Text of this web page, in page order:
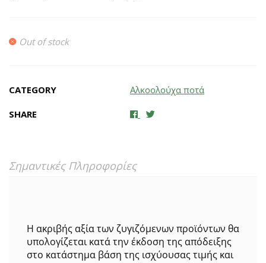
Out of stock
CATEGORY Αλκοολούχα ποτά
SHARE
Σημαντικές Πληροφορίες
Η ακριβής αξία των ζυγιζόμενων προϊόντων θα
υπολογίζεται κατά την έκδοση της απόδειξης
στο κατάστημα βάση της ισχύουσας τιμής και